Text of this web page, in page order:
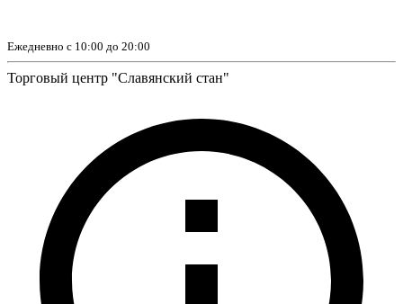
Ежедневно с 10:00 до 20:00
Торговый центр "Славянский стан"